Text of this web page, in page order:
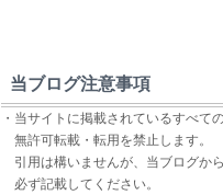
当ブログ注意事項
・当サイトに掲載されているすべて
無許可転載・転用を禁止します。
引用は構いませんが、当ブログか
必ず記載してください。